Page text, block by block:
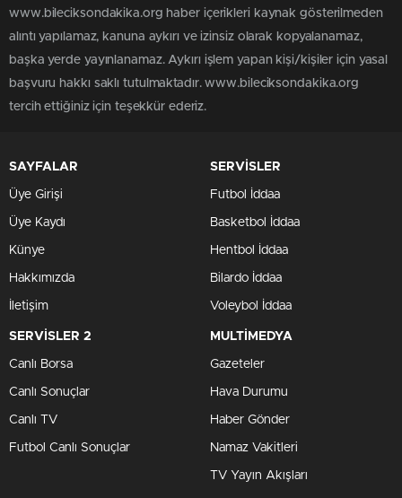
www.bileciksondakika.org haber içerikleri kaynak gösterilmeden
alıntı yapılamaz, kanuna aykırı ve izinsiz olarak kopyalanamaz,
başka yerde yayınlanamaz. Aykırı işlem yapan kişi/kişiler için yasal
başvuru hakkı saklı tutulmaktadır. www.bileciksondakika.org
tercih ettiğiniz için teşekkür ederiz.
SAYFALAR
Üye Girişi
Üye Kaydı
Künye
Hakkımızda
İletişim
SERVİSLER
Futbol İddaa
Basketbol İddaa
Hentbol İddaa
Bilardo İddaa
Voleybol İddaa
SERVİSLER 2
Canlı Borsa
Canlı Sonuçlar
Canlı TV
Futbol Canlı Sonuçlar
MULTİMEDYA
Gazeteler
Hava Durumu
Haber Gönder
Namaz Vakitleri
TV Yayın Akışları